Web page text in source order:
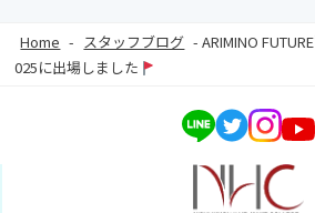
Home - スタッフブログ -ARIMINO
025に出場しました